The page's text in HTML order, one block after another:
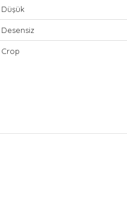
Düşük
Desensiz
Crop